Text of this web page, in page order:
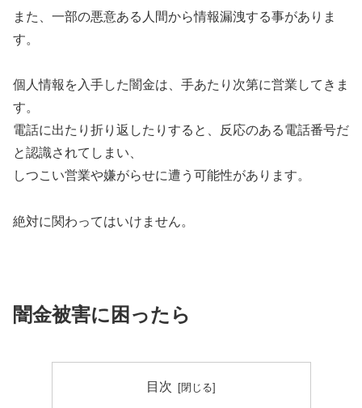
また、一部の悪意ある人間から情報漏洩する事がありま
す。
個人情報を入手した闇金は、手あたり次第に営業してきま
す。
電話に出たり折り返したりすると、反応のある電話番号だ
と認識されてしまい、
しつこい営業や嫌がらせに遭う可能性があります。
絶対に関わってはいけません。
闇金被害に困ったら
目次